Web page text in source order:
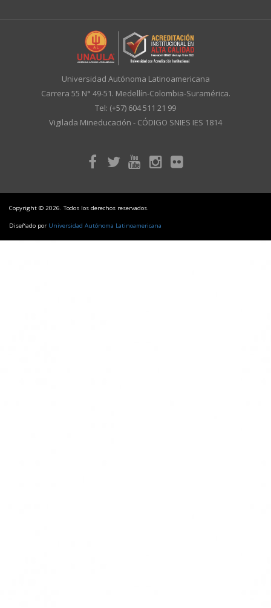
Universidad Autónoma Latinoamericana
Carrera 55 N° 49-51. Medellín-Colombia-Suramérica.
Tel: (+57) 604 511 21 99
Vigilada Mineducación - CÓDIGO SNIES IES 1814
Copyright © 2026. Todos los derechos reservados.
Diseñado por Universidad Autónoma Latinoamericana